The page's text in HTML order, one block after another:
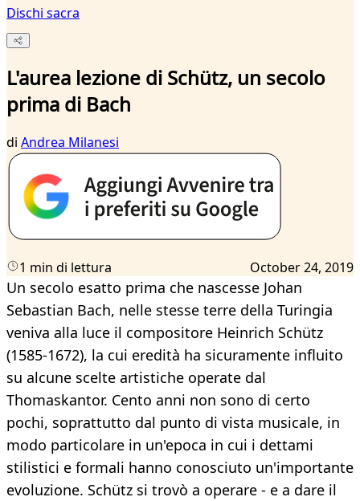
Dischi sacra
L'aurea lezione di Schütz, un secolo
prima di Bach
di Andrea Milanesi
1 min di lettura October 24, 2019
Un secolo esatto prima che nascesse Johan
Sebastian Bach, nelle stesse terre della Turingia
veniva alla luce il compositore Heinrich Schütz
(1585-1672), la cui eredità ha sicuramente influito
su alcune scelte artistiche operate dal
Thomaskantor. Cento anni non sono di certo
pochi, soprattutto dal punto di vista musicale, in
modo particolare in un'epoca in cui i dettami
stilistici e formali hanno conosciuto un'importante
evoluzione. Schütz si trovò a operare - e a dare il